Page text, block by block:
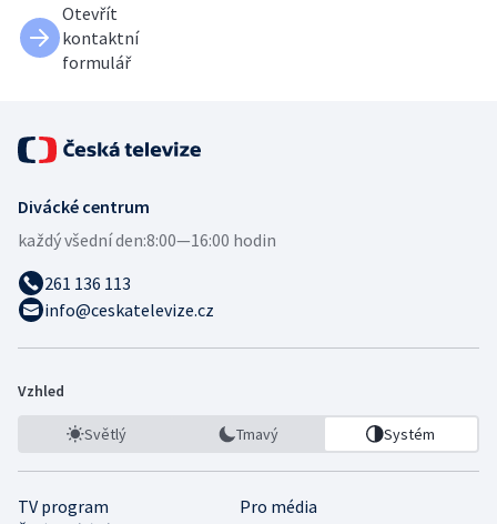
Otevřít
kontaktní
formulář
Divácké centrum
každý všední den:8:00—16:00 hodin
261 136 113
info@ceskatelevize.cz
Vzhled
Světlý Tmavý Systém
TV program
Pro média